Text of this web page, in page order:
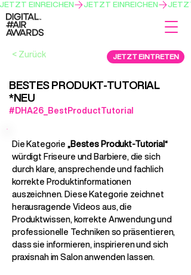
JETZT EINREICHEN
< Zurück JETZT EINTRETEN
BESTES PRODUKT-TUTORIAL
*NEU
#DHA26_BestProductTutorial
Die Kategorie„Bestes Produkt-Tutorial“
würdigt Friseure und Barbiere, die sich
durch klare, ansprechende und fachlich
korrekte Produktinformationen
auszeichnen. Diese Kategorie zeichnet
herausragende Videos aus, die
Produktwissen, korrekte Anwendung und
professionelle Techniken so präsentieren,
dass sie informieren, inspirieren und sich
praxisnah im Salon anwenden lassen.